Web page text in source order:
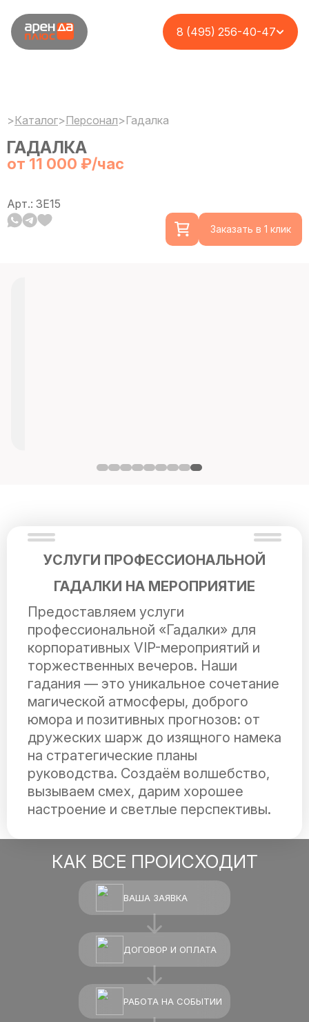
8 (495) 256-40-47
>Каталог>Персонал>Гадалка
ГАДАЛКА
от 11 000 ₽/час
Арт.: 3E15
Заказать в 1 клик
УСЛУГИ ПРОФЕССИОНАЛЬНОЙ
ГАДАЛКИ НА МЕРОПРИЯТИЕ
Предоставляем услуги
профессиональной «Гадалки» для
корпоративных VIP-мероприятий и
торжественных вечеров. Наши
гадания — это уникальное сочетание
магической атмосферы, доброго
юмора и позитивных прогнозов: от
дружеских шарж до изящного намека
на стратегические планы
руководства. Создаём волшебство,
вызываем смех, дарим хорошее
настроение и светлые перспективы.
КАК ВСЕ ПРОИСХОДИТ
ВАША ЗАЯВКА
ДОГОВОР И ОПЛАТА
РАБОТА НА СОБЫТИИ